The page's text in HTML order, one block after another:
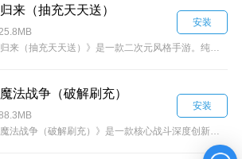
来（抽充天天送）
安装
法战争（破解刷充）
安装